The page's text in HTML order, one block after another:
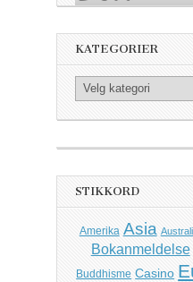
KATEGORIER
Kategorier
STIKKORD
Amerika Asia
Bokanmeldelse
Buddhisme Casino